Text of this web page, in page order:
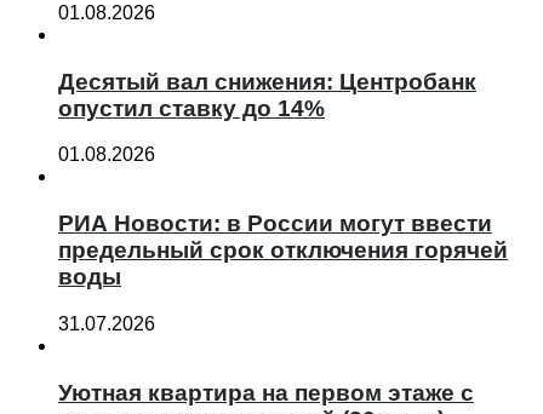
01.08.2026
Десятый вал снижения: Центробанк
опустил ставку до 14%
01.08.2026
РИА Новости: в России могут ввести
предельный срок отключения горячей
воды
31.07.2026
Уютная квартира на первом этаже с